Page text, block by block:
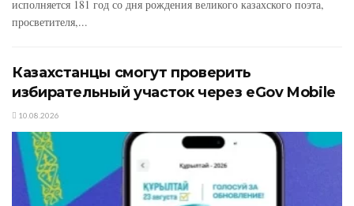
исполняется 181 год со дня рождения великого казахского поэта,
просветителя,...
Казахстанцы смогут проверить
избирательный участок через eGov Mobile
10.08.2026